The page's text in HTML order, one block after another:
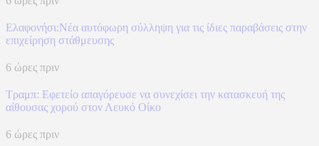
Ελαφονήσι:Νέα αυτόφωρη σύλληψη για τις ίδιες παραβάσεις στην
επιχείρηση στάθμευσης
6 ώρες πριν
Τραμπ: Εφετείο απαγόρευσε να συνεχίσει την κατασκευή της
αίθουσας χορού στον Λευκό Οίκο
6 ώρες πριν